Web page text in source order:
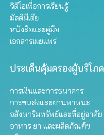
วิดีโอเพื่อการเรียนรู้
มัลติมีเดีย
หนังสือและคู่มือ
เอกสารเผยแพร่
ประเด็นคุ้มครองผู้บริโภค
การเงินและการธนาคาร
การขนส่งและยานพาหนะ
อสังหาริมทรัพย์และที่อยู่อาศัย
อาหาร ยา และผลิตภัณฑ์ฯ